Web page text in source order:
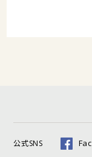
公式SNS